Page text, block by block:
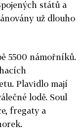
států a
už dlouho
5500 námořníků.
Plavidlo mají
lodě. Soul
fregaty a